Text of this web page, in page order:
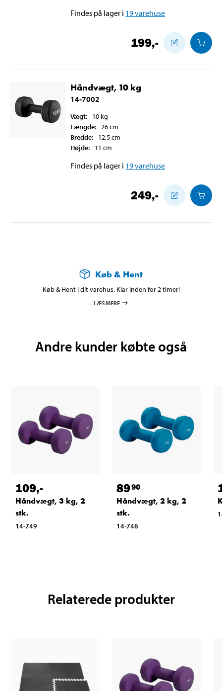
Findes på lager i 19varehuse
199,-
Håndvægt, 10 kg
14-7002
Vægt: 10 kg
Længde: 26cm
Bredde: 12,5cm
Højde: 11 cm
Findes på lager i 19varehuse
249,-
Køb & Hent
Køb & Hent i dit varehus. Klar inden for 2 timer!
LÆS MERE
Andre kunder købte også
109,-
Håndvægt, 3 kg, 2
stk.
14-749
8990
Håndvægt, 2 kg, 2
stk.
14-748
Relaterede produkter